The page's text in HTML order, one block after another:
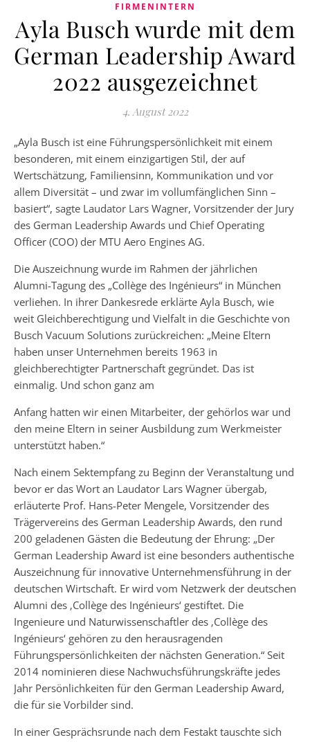
FIRMENINTERN
Ayla Busch wurde mit dem
German Leadership Award
2022 ausgezeichnet
4. August 2022
„Ayla Busch ist eine Führungspersönlichkeit mit einem
besonderen, mit einem einzigartigen Stil, der auf
Wertschätzung, Familiensinn, Kommunikation und vor
allem Diversität – und zwar im vollumfänglichen Sinn –
basiert“, sagte Laudator Lars Wagner, Vorsitzender der Jury
des German Leadership Awards und Chief Operating
Officer (COO) der MTU Aero Engines AG.
Die Auszeichnung wurde im Rahmen der jährlichen
Alumni-Tagung des „Collège des Ingénieurs“ in München
verliehen. In ihrer Dankesrede erklärte Ayla Busch, wie
weit Gleichberechtigung und Vielfalt in die Geschichte von
Busch Vacuum Solutions zurückreichen: „Meine Eltern
haben unser Unternehmen bereits 1963 in
gleichberechtigter Partnerschaft gegründet. Das ist
einmalig. Und schon ganz am
Anfang hatten wir einen Mitarbeiter, der gehörlos war und
den meine Eltern in seiner Ausbildung zum Werkmeister
unterstützt haben.“
Nach einem Sektempfang zu Beginn der Veranstaltung und
bevor er das Wort an Laudator Lars Wagner übergab,
erläuterte Prof. Hans-Peter Mengele, Vorsitzender des
Trägervereins des German Leadership Awards, den rund
200 geladenen Gästen die Bedeutung der Ehrung: „Der
German Leadership Award ist eine besonders authentische
Auszeichnung für innovative Unternehmensführung in der
deutschen Wirtschaft. Er wird vom Netzwerk der deutschen
Alumni des ‚Collège des Ingénieurs‘ gestiftet. Die
Ingenieure und Naturwissenschaftler des ‚Collège des
Ingénieurs‘ gehören zu den herausragenden
Führungspersönlichkeiten der nächsten Generation.“ Seit
2014 nominieren diese Nachwuchsführungskräfte jedes
Jahr Persönlichkeiten für den German Leadership Award,
die für sie Vorbilder sind.
In einer Gesprächsrunde nach dem Festakt tauschte sich